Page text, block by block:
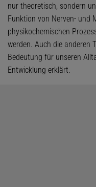
nur theoretisch, sondern
Funktion von Nerven- und
physikochemischen
werden. Auch die anderen
Bedeutung für unseren
Entwicklung erklärt.